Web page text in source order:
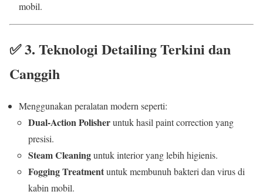
mobil.
✅3. Teknologi Detailing Terkini dan
Canggih
Menggunakan peralatan modern seperti:
Dual-Action Polisheruntuk hasil paint correction yang
presisi.
Steam Cleaninguntuk interior yang lebih higienis.
Fogging Treatmentuntuk membunuh bakteri dan virus di
kabin mobil.